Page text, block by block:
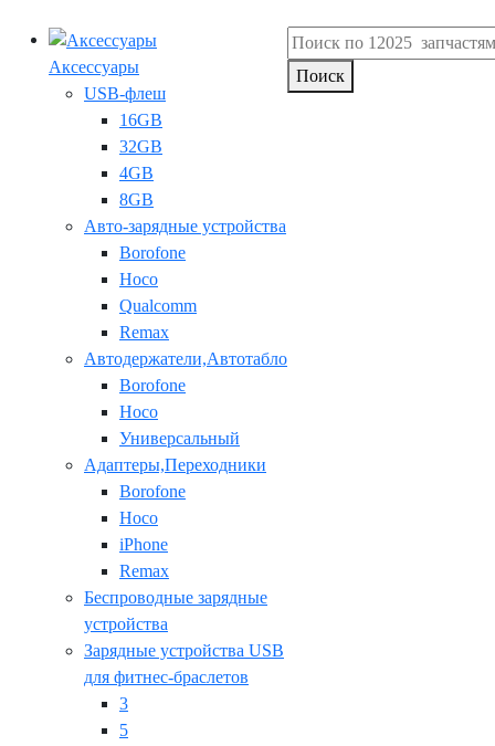
Аксессуары
USB-флеш
16GB
32GB
4GB
8GB
Авто-зарядные устройства
Borofone
Hoco
Qualcomm
Remax
Автодержатели,Автотабло
Borofone
Hoco
Универсальный
Адаптеры,Переходники
Borofone
Hoco
iPhone
Remax
Беспроводные зарядные
устройства
Зарядные устройства USB
для фитнес-браслетов
3
5
Поиск